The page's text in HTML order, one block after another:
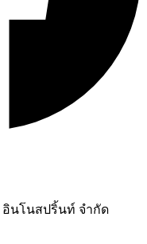
อินโนสปริ้นท์ จำกัด